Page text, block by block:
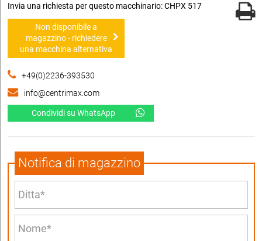
Invia una richiesta per questo macchinario: CHPX 517
Non disponibile a
magazzino - richiedere
una macchina alternativa
+49(0)2236-393530
info@centrimax.com
Condividi su WhatsApp
Notifica di magazzino